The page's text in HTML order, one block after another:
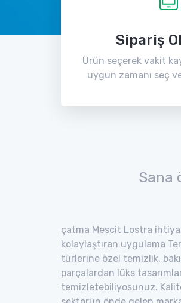
Sipariş
Ürün seçerek vakit
uygun zamanı seç
Sana
çatma Mescit Lostra
kolaylaştıran uygulama
türlerine özel temizlik,
parçalardan lüks
temizletebiliyosunuz.